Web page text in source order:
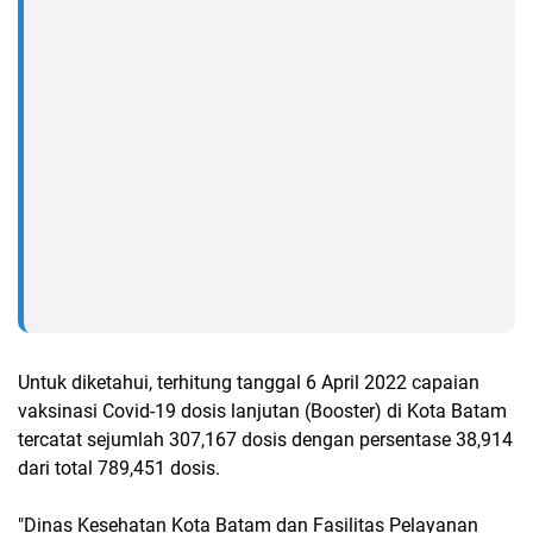
Untuk diketahui, terhitung tanggal 6 April 2022 capaian
vaksinasi Covid-19 dosis lanjutan (Booster) di Kota Batam
tercatat sejumlah 307,167 dosis dengan persentase 38,914
dari total 789,451 dosis.
"Dinas Kesehatan Kota Batam dan Fasilitas Pelayanan